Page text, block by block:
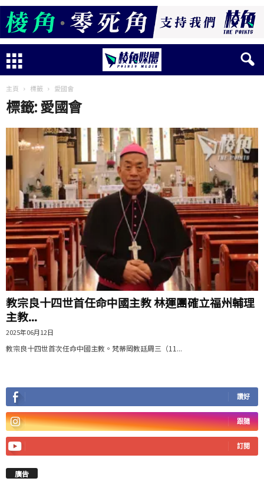
主頁 標籤 愛國會
標籤: 愛國會
教宗良十四世首任命中國主教 林運團確立福州輔理
主教...
2025年06月12日
教宗良十四世首次任命中國主教。梵蒂岡教廷周三（11...
讚好
跟隨
訂閱
廣告